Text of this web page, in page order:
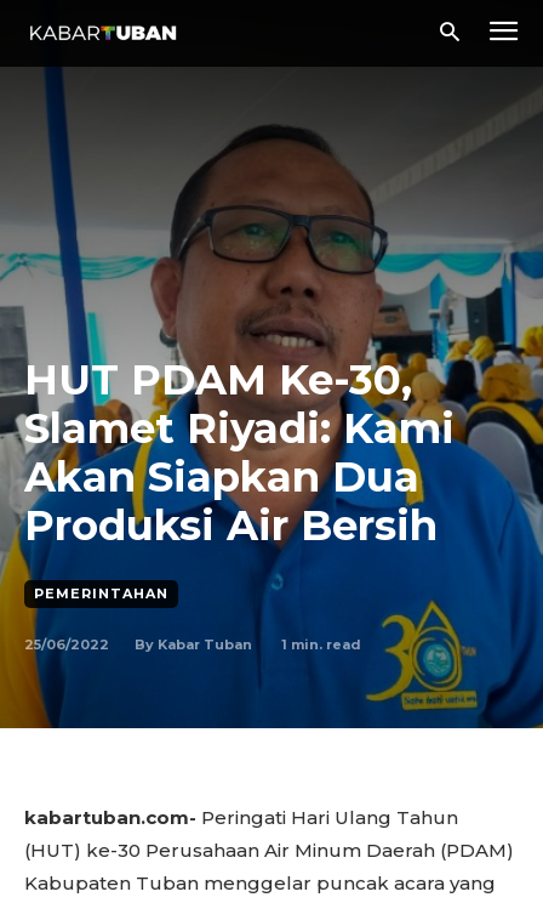
HUT PDAM Ke-30,
Slamet Riyadi: Kami
Akan Siapkan Dua
Produksi Air Bersih
PEMERINTAHAN
25/06/2022 By Kabar Tuban 1 min. read
kabartuban.com- Peringati Hari Ulang Tahun
(HUT) ke-30 Perusahaan Air Minum Daerah (PDAM)
Kabupaten Tuban menggelar puncak acara yang